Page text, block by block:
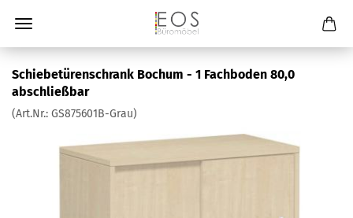
Schiebetürenschrank Bochum - 1 Fachboden 80,0
abschließbar
(Art.Nr.: GS875601B-Grau)